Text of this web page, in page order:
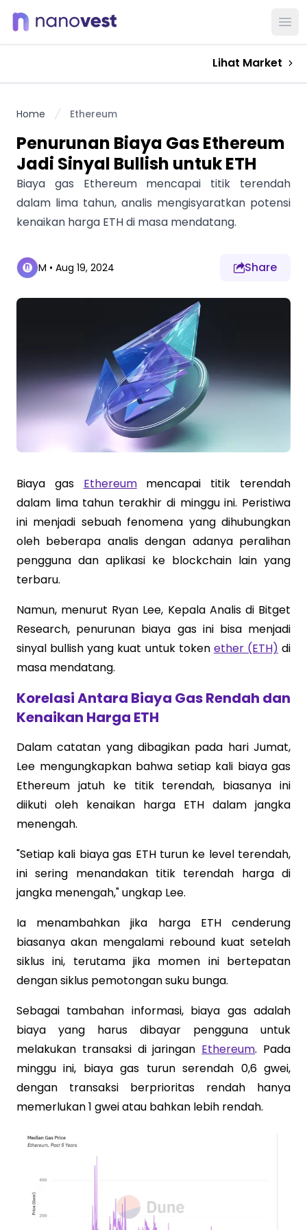
Lihat Market
Home Ethereum
Penurunan Biaya Gas Ethereum
Jadi Sinyal Bullish untuk ETH
Biaya gas Ethereum mencapai titik terendah
dalam lima tahun, analis mengisyaratkan potensi
kenaikan harga ETH di masa mendatang.
M • Aug 19, 2024 Share
Biaya gas Ethereummencapai titik terendah
dalam lima tahun terakhir di minggu ini. Peristiwa
ini menjadi sebuah fenomena yang dihubungkan
oleh beberapa analis dengan adanya peralihan
pengguna dan aplikasi ke blockchain lain yang
terbaru.
Namun, menurut Ryan Lee, Kepala Analis di Bitget
Research, penurunan biaya gas ini bisa menjadi
sinyal bullish yang kuat untuk token ether (ETH) di
masa mendatang.
Korelasi Antara Biaya Gas Rendah dan
Kenaikan Harga ETH
Dalam catatan yang dibagikan pada hari Jumat,
Lee mengungkapkan bahwa setiap kali biaya gas
Ethereum jatuh ke titik terendah, biasanya ini
diikuti oleh kenaikan harga ETH dalam jangka
menengah.
"Setiap kali biaya gas ETH turun ke level terendah,
ini sering menandakan titik terendah harga di
jangka menengah," ungkap Lee.
Ia menambahkan jika harga ETH cenderung
biasanya akan mengalami rebound kuat setelah
siklus ini, terutama jika momen ini bertepatan
dengan siklus pemotongan suku bunga.
Sebagai tambahan informasi, biaya gas adalah
biaya yang harus dibayar pengguna untuk
melakukan transaksi di jaringan Ethereum. Pada
minggu ini, biaya gas turun serendah 0,6 gwei,
dengan transaksi berprioritas rendah hanya
memerlukan 1 gwei atau bahkan lebih rendah.